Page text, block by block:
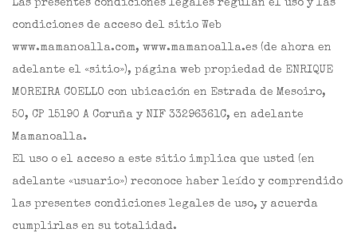
Las presentes condiciones legales regulan el uso y las
condiciones de acceso del sitio Web
www.mamanoalla.com, www.mamanoalla.es (de ahora en
adelante el «sitio»), página web propiedad de ENRIQUE
MOREIRA COELLO con ubicación en Estrada de Mesoiro,
50, CP 15190 A Coruña y NIF 33296361C, en adelante
Mamanoalla.
El uso o el acceso a este sitio implica que usted (en
adelante «usuario») reconoce haber leído y comprendido
las presentes condiciones legales de uso, y acuerda
cumplirlas en su totalidad.